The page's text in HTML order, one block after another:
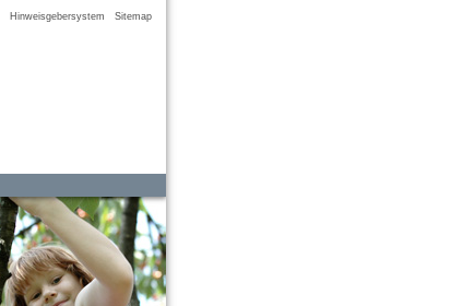
Hinweisgebersystem Sitemap